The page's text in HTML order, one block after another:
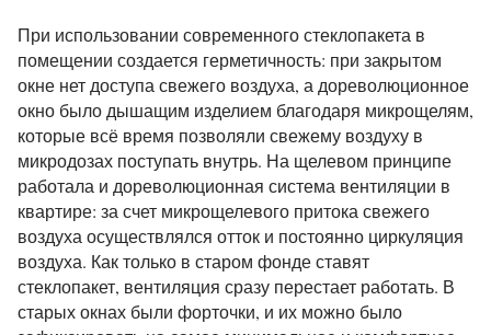
При использовании современного стеклопакета в
помещении создается герметичность: при закрытом
окне нет доступа свежего воздуха, а дореволюционное
окно было дышащим изделием благодаря микрощелям,
которые всё время позволяли свежему воздуху в
микродозах поступать внутрь. На щелевом принципе
работала и дореволюционная система вентиляции в
квартире: за счет микрощелевого притока свежего
воздуха осуществлялся отток и постоянно циркуляция
воздуха. Как только в старом фонде ставят
стеклопакет, вентиляция сразу перестает работать. В
старых окнах были форточки, и их можно было